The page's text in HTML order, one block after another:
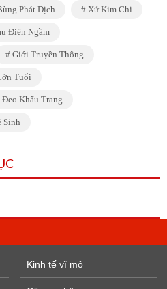
Phát Dịch Xứ Kim Chi
Điện Ngầm
Giới Truyền Thông
Tuổi
Đeo Khẩu Trang
Sinh
Kinh tế vĩ mô